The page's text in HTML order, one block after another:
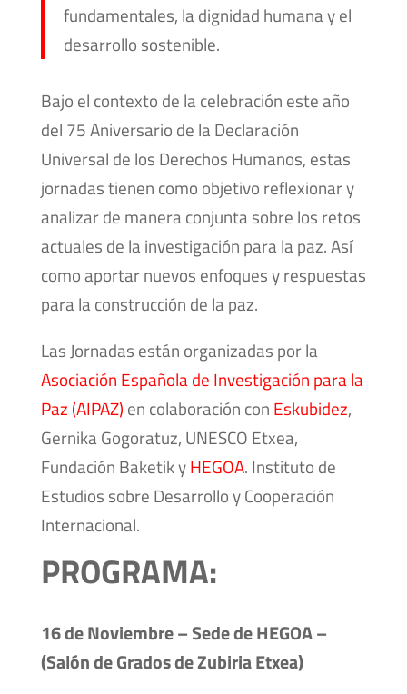
fundamentales, la dignidad humana y el
desarrollo sostenible.
Bajo el contexto de la celebración este año
del 75 Aniversario de la Declaración
Universal de los Derechos Humanos, estas
jornadas tienen como objetivo reflexionar y
analizar de manera conjunta sobre los retos
actuales de la investigación para la paz. Así
como aportar nuevos enfoques y respuestas
para la construcción de la paz.
Las Jornadas están organizadas por la
Asociación Española de Investigación para la
Paz (AIPAZ) en colaboración con Eskubidez,
Gernika Gogoratuz, UNESCO Etxea,
Fundación Baketik yHEGOA. Instituto de
Estudios sobre Desarrollo y Cooperación
Internacional.
PROGRAMA:
16 de Noviembre – Sede de HEGOA –
(Salón de Grados de Zubiria Etxea)